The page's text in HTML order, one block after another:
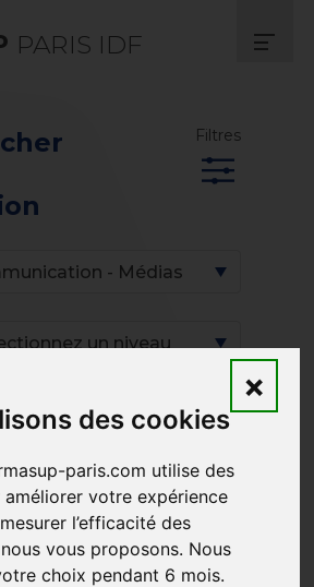
des cookies
paris.com utilise des
votre expérience
l’efficacité des
vous proposons. Nous
choix pendant 6 mois.
×
PARIS IDF
Filtres
- Médias
un niveau
une université
Sélectionnez un établissement